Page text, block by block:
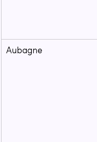
Aubagne